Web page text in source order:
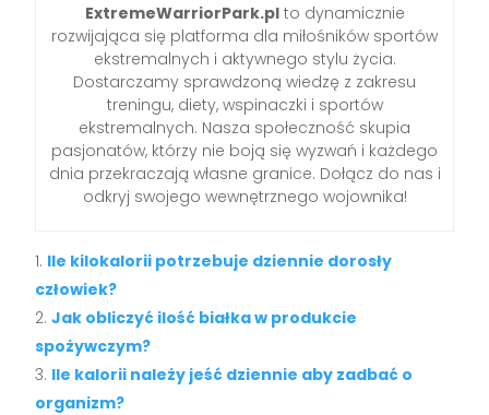
ExtremeWarriorPark.plto dynamicznie
rozwijająca się platforma dla miłośników sportów
ekstremalnych i aktywnego stylu życia.
Dostarczamy sprawdzoną wiedzę z zakresu
treningu, diety, wspinaczki i sportów
ekstremalnych. Nasza społeczność skupia
pasjonatów, którzy nie boją się wyzwań i każdego
dnia przekraczają własne granice. Dołącz do nas i
odkryj swojego wewnętrznego wojownika!
Ile kilokalorii potrzebuje dziennie dorosły
człowiek?
Jak obliczyć ilość białka w produkcie
spożywczym?
Ile kalorii należy jeść dziennie aby zadbać o
organizm?